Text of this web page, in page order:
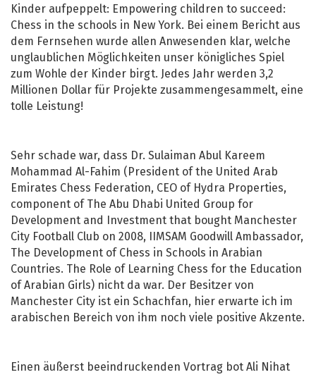
Kinder aufpeppelt: Empowering children to succeed:
Chess in the schools in New York. Bei einem Bericht aus
dem Fernsehen wurde allen Anwesenden klar, welche
unglaublichen Möglichkeiten unser königliches Spiel
zum Wohle der Kinder birgt. Jedes Jahr werden 3,2
Millionen Dollar für Projekte zusammengesammelt, eine
tolle Leistung!
Sehr schade war, dass Dr. Sulaiman Abul Kareem
Mohammad Al-Fahim (President of the United Arab
Emirates Chess Federation, CEO of Hydra Properties,
component of The Abu Dhabi United Group for
Development and Investment that bought Manchester
City Football Club on 2008, IIMSAM Goodwill Ambassador,
The Development of Chess in Schools in Arabian
Countries. The Role of Learning Chess for the Education
of Arabian Girls) nicht da war. Der Besitzer von
Manchester City ist ein Schachfan, hier erwarte ich im
arabischen Bereich von ihm noch viele positive Akzente.
Einen äußerst beeindruckenden Vortrag bot Ali Nihat